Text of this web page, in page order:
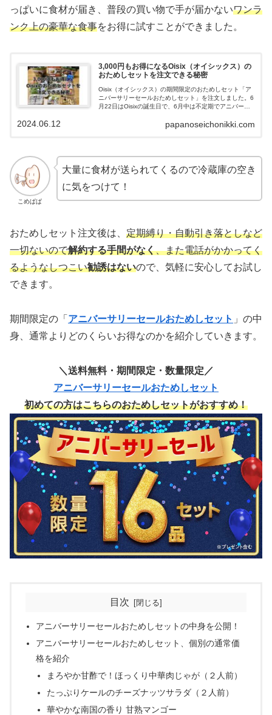
っぱいに食材が届き、普段の買い物で手が届かないワンラ
ンク上の豪華な食事をお得に試すことができました。
3,000円もお得になるOisix（オイシックス）の
おためしセットを注文できる秘密
Oisix（オイシックス）の期間限定のおためしセット「ア
ニバーサリーセールおためしセット」を注文しました。6
月22日はOisixの誕生日で、6月中は不定期でアニバーサ
トを頼んだことがない方は、今月中に注文すると通常よ
papanoseichonikki.com
2024.06.12
こめぱぱ
大量に食材が送られてくるので冷蔵庫の空き
に気をつけて！
おためしセット注文後は、 定期縛り・自動引き落としなど
一切ないので解約する手間がなく、また電話がかかってく
るようなしつこい勧誘はないので、気軽に安心してお試し
できます。
期間限定の「 アニバーサリーセールおためしセット 」の中
身、通常よりどのくらいお得なのかを紹介していきます。
＼送料無料・期間限定・数量限定／
アニバーサリーセールおためしセット
初めての方はこちらのおためしセットがおすすめ！
目次
アニバーサリーセールおためしセットの中身を公開！
アニバーサリーセールおためしセット、個別の通常価
格を紹介
まろやか甘酢で！ほっくり中華肉じゃが（２人前）
たっぷりケールのチーズナッツサラダ（２人前）
華やかな南国の香り 甘熟マンゴー